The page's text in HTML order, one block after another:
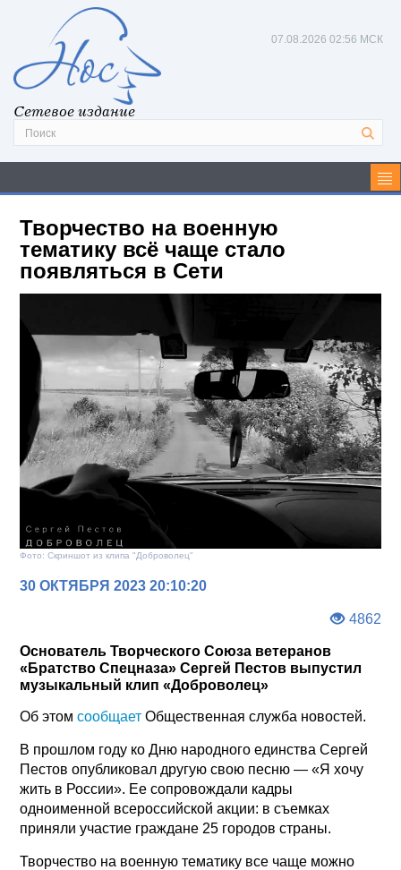
Сетевое издание
07.08.2026 02:56 МСК
Творчество на военную
тематику всё чаще стало
появляться в Сети
Фото: Скриншот из клипа "Доброволец"
30 ОКТЯБРЯ 2023 20:10:20
4862
Основатель Творческого Союза ветеранов
«Братство Спецназа» Сергей Пестов выпустил
музыкальный клип «Доброволец»
Об этомсообщает Общественная служба новостей.
В прошлом году ко Дню народного единства Сергей
Пестов опубликовал другую свою песню — «Я хочу
жить в России». Ее сопровождали кадры
одноименной всероссийской акции: в съемках
приняли участие граждане 25 городов страны.
Творчество на военную тематику все чаще можно